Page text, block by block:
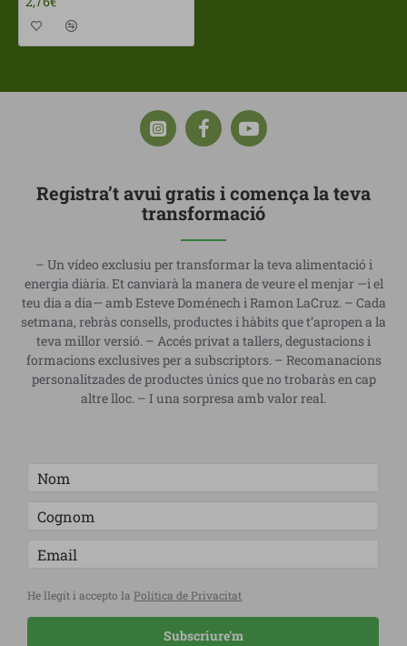
Registra’t avui gratis i comença la teva
transformació
– Un vídeo exclusiu per transformar la teva alimentació i
energia diària. Et canviarà la manera de veure el menjar —i el
teu dia a dia— amb Esteve Doménech i Ramon LaCruz. – Cada
setmana, rebràs consells, productes i hàbits que t’apropen a la
teva millor versió. – Accés privat a tallers, degustacions i
formacions exclusives per a subscriptors. – Recomanacions
personalitzades de productes únics que no trobaràs en cap
altre lloc. – I una sorpresa amb valor real.
He llegit i accepto la Política de Privacitat
Subscriure'm